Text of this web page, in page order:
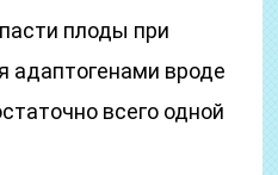
плоды при
адаптогенами вроде
всего одной